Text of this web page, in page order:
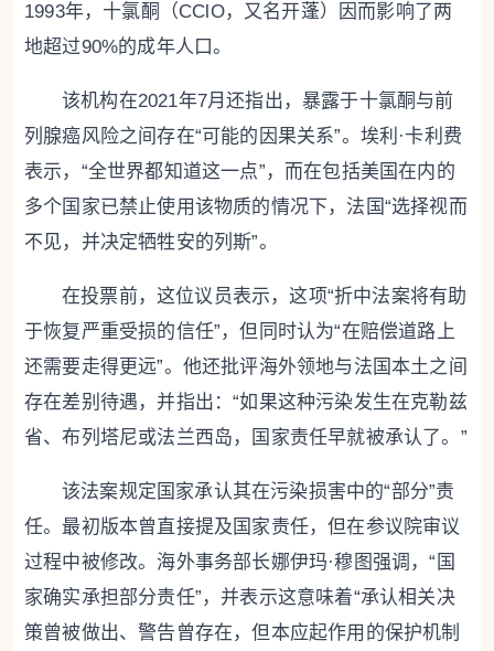
1993年，十氯酮（CClO，又名开蓬）因而影响了两
地超过90%的成年人口。
该机构在2021年7月还指出，暴露于十氯酮与前
列腺癌风险之间存在“可能的因果关系”。埃利·卡利费
表示，“全世界都知道这一点”，而在包括美国在内的
多个国家已禁止使用该物质的情况下，法国“选择视而
不见，并决定牺牲安的列斯”。
在投票前，这位议员表示，这项“折中法案将有助
于恢复严重受损的信任”，但同时认为“在赔偿道路上
还需要走得更远”。他还批评海外领地与法国本土之间
存在差别待遇，并指出：“如果这种污染发生在克勒兹
省、布列塔尼或法兰西岛，国家责任早就被承认了。”
该法案规定国家承认其在污染损害中的“部分”责
任。最初版本曾直接提及国家责任，但在参议院审议
过程中被修改。海外事务部长娜伊玛·穆图强调，“国
家确实承担部分责任”，并表示这意味着“承认相关决
策曾被做出、警告曾存在，但本应起作用的保护机制